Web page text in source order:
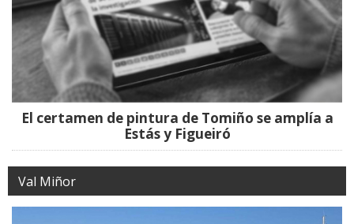
El certamen de pintura de Tomiño se amplía a
Estás y Figueiró
Val Miñor